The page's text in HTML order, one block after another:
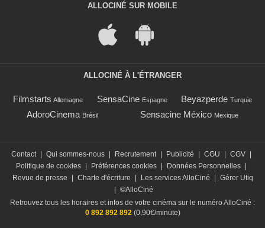
ALLOCINÉ SUR MOBILE
ALLOCINÉ À L'ÉTRANGER
Filmstarts Allemagne SensaCine Espagne Beyazperde Turquie
AdoroCinema Brésil Sensacine México Mexique
Contact | Qui sommes-nous | Recrutement | Publicité | CGU | CGV |
Politique de cookies | Préférences cookies | Données Personnelles |
Revue de presse
| Charte d'écriture | Les services AlloCiné | Gérer Utiq
| ©AlloCiné
Retrouvez tous les horaires et infos de votre cinéma sur le numéro AlloCiné :
0 892 892 892 (0,90€/minute)